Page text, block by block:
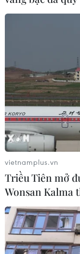
vietnamplus.vn
Triều Tiên mở
Wonsan Kalma